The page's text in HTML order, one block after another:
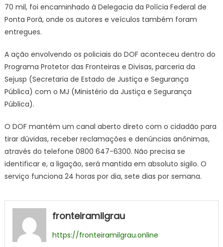
70 mil, foi encaminhado à Delegacia da Polícia Federal de
Ponta Porã, onde os autores e veículos também foram
entregues.
A ação envolvendo os policiais do DOF aconteceu dentro do
Programa Protetor das Fronteiras e Divisas, parceria da
Sejusp (Secretaria de Estado de Justiça e Segurança
Pública) com o MJ (Ministério da Justiça e Segurança
Pública).
O DOF mantém um canal aberto direto com o cidadão para
tirar dúvidas, receber reclamações e denúncias anônimas,
através do telefone 0800 647-6300. Não precisa se
identificar e, a ligação, será mantida em absoluto sigilo. O
serviço funciona 24 horas por dia, sete dias por semana.
fronteiramilgrau
https://fronteiramilgrau.online